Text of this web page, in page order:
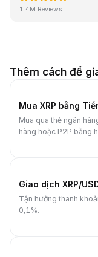
1.4M Reviews
Thêm cách để
Mua XRP bằng
Mua qua thẻ ngân
hàng hoặc P2P bằng
Giao dịch XRP/
Tận hưởng thanh
0,1%.